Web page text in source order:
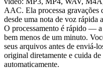
AAC. Ela processa gravações
desde uma nota de voz rápida
O processamento é rápido —
bem menos de um minuto.
seus arquivos antes de enviá-
original diretamente e cuida
automaticamente.